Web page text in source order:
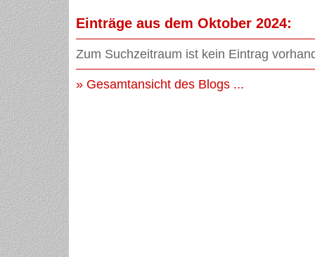
Einträge aus dem Oktober 2024:
Zum Suchzeitraum ist kein Eintrag
» Gesamtansicht des Blogs ...